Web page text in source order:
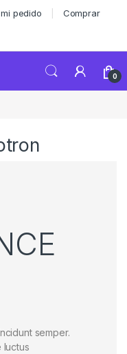
pedido Comprar
0
semper.
luctus